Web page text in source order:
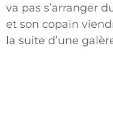
va pas s’arranger
et son copain
la suite d’une